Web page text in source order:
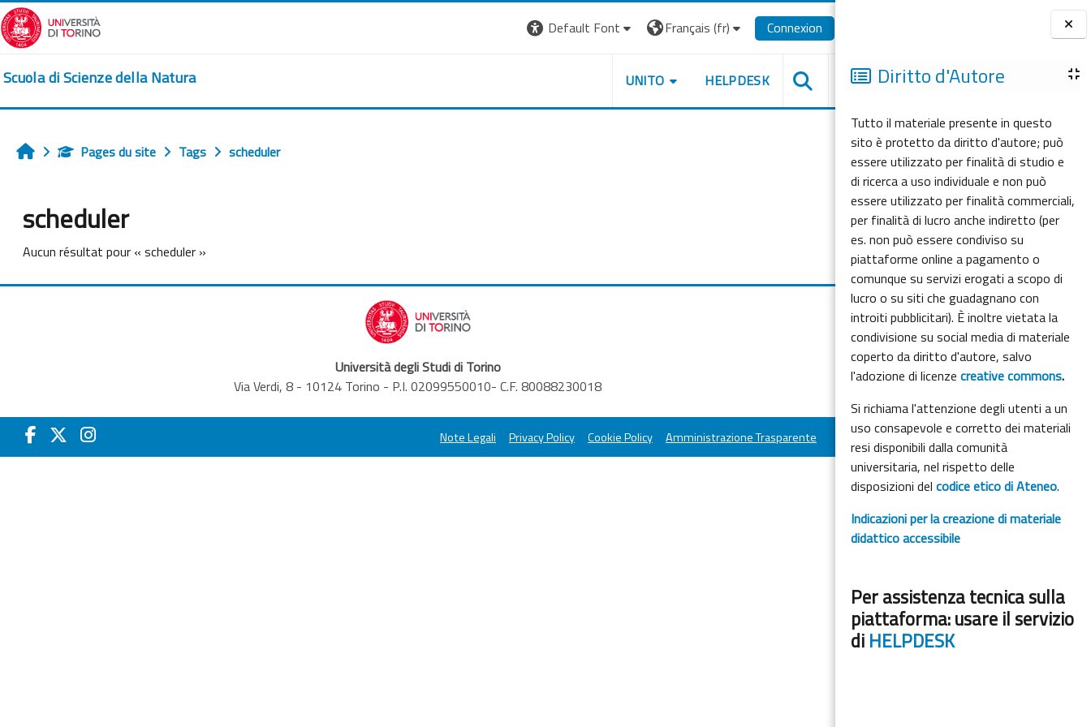
Passer au contenu principal
BlocsDiritto d'Autore
Tutto il materiale presente in questo
sito è protetto da diritto d'autore; può
essere utilizzato per finalità di studio e
di ricerca a uso individuale e non può
essere utilizzato per finalità commerciali,
per finalità di lucro anche indiretto (per
es. non può essere condiviso su
piattaforme online a pagamento o
comunque su servizi erogati a scopo di
lucro o su siti che guadagnano con
introiti pubblicitari). È inoltre vietata la
condivisione su social media di materiale
coperto da diritto d'autore, salvo
l'adozione di licenzecreative commons.
Si richiama l'attenzione degli utenti a un
uso consapevole e corretto dei materiali
resi disponibili dalla comunità
universitaria, nel rispetto delle
disposizioni delcodice etico di Ateneo.
Indicazioni per la creazione di materiale
didattico accessibile
Per assistenza tecnica sulla
piattaforma: usare il servizio
di HELPDESK
Default Font Français ‎(fr)‎ Connexion
Scuola di Scienze della Natura UNITO HELPDESK
AccueilPages du site Tags scheduler
scheduler
Aucun résultat pour « scheduler »
Università degli Studi di Torino
Via Verdi, 8 - 10124 Torino - P.I. 02099550010- C.F. 80088230018
Note Legali Privacy Policy Cookie Policy Amministrazione Trasparente